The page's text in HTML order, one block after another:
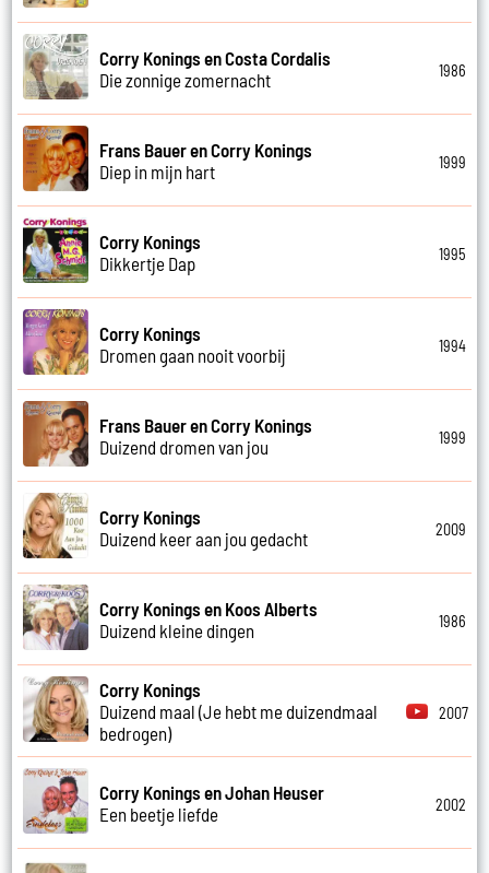
Corry Konings en Costa Cordalis
Die zonnige zomernacht
1986
Frans Bauer en Corry Konings
Diep in mijn hart
1999
Corry Konings
Dikkertje Dap
1995
Corry Konings
Dromen gaan nooit voorbij
1994
Frans Bauer en Corry Konings
Duizend dromen van jou
1999
Corry Konings
Duizend keer aan jou gedacht
2009
Corry Konings en Koos Alberts
Duizend kleine dingen
1986
Corry Konings
Duizend maal (Je hebt me duizendmaal
bedrogen)
2007
Corry Konings en Johan Heuser
Een beetje liefde
2002